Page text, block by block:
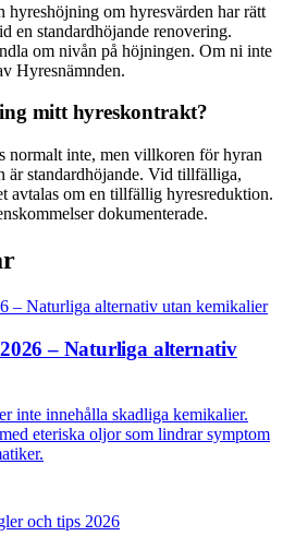
hyreshöjning om hyresvärden har rätt
en standardhöjande renovering.
om nivån på höjningen. Om ni inte
Hyresnämnden.
mitt hyreskontrakt?
normalt inte, men villkoren för hyran
är standardhöjande. Vid tillfälliga,
avtalas om en tillfällig hyresreduktion.
dokumenterade.
– Naturliga alternativ
inte innehålla skadliga kemikalier.
eteriska oljor som lindrar symptom